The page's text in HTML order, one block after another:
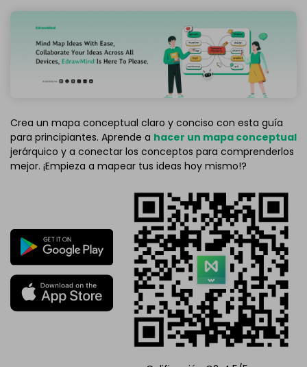
Crea un mapa conceptual claro y conciso con esta guía
para principiantes. Aprende a hacer un mapa conceptual
jerárquico y a conectar los conceptos para comprenderlos
mejor. ¡Empieza a mapear tus ideas hoy mismo!?